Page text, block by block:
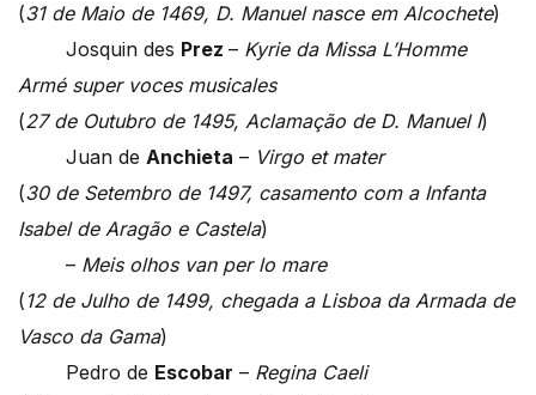
(31 de Maio de 1469, D. Manuel nasce em Alcochete)
Josquin des Prez – Kyrie da Missa L’Homme
Armé super voces musicales
(27 de Outubro de 1495, Aclamação de D. Manuel I)
Juan de Anchieta – Virgo et mater
(30 de Setembro de 1497, casamento com a Infanta
Isabel de Aragão e Castela)
– Meis olhos van per lo mare
( 12 de Julho de 1499, chegada a Lisboa da Armada de
Vasco da Gama)
Pedro de Escobar – Regina Caeli